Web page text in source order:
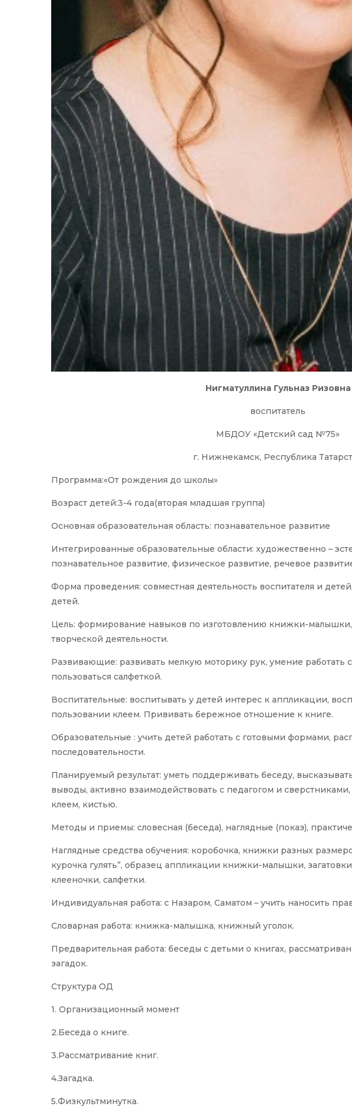
Нигматуллина Гульназ Ризовна
воспитатель
МБДОУ «Детский сад №75»
г. Нижнекамск, Республика
Программа:«От рождения до школы»
Возраст детей:3-4 года(вторая младшая группа)
Основная образовательная область: познавательное развитие
Интегрированные образовательные области: художественно –
познавательное развитие, физическое развитие, речевое
Форма проведения: совместная деятельность воспитателя и
детей.
Цель: формирование навыков по изготовлению книжки-
творческой деятельности.
Развивающие: развивать мелкую моторику рук, умение работать
пользоваться салфеткой.
Воспитательные: воспитывать у детей интерес к аппликации,
пользовании клеем. Прививать бережное отношение к книге.
Образовательные : учить детей работать с готовыми формами,
последовательности.
Планируемый результат: уметь поддерживать беседу,
выводы, активно взаимодействовать с педагогом и сверстниками,
клеем, кистью.
Методы и приемы: словесная (беседа), наглядные (показ),
Наглядные средства обучения: коробочка, книжки разных
курочка гулять”, образец аппликации книжки-малышки,
клееночки, салфетки.
Индивидуальная работа: с Назаром, Саматом – учить наносить
Словарная работа: книжка-малышка, книжный уголок.
Предварительная работа: беседы с детьми о книгах,
загадок.
Структура ОД
1. Организационный момент
2.Беседа о книге.
3.Рассматривание книг.
4.Загадка.
5.Физкультминутка.